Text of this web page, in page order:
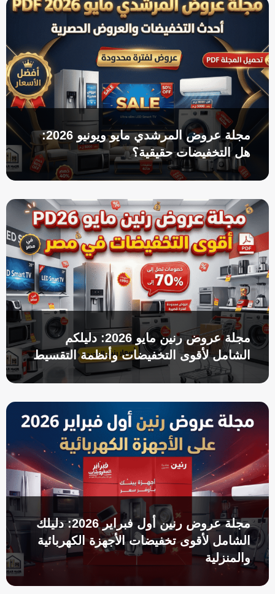
مجلة عروض المرشدي مايو ويونيو 2026:
هل التخفيضات حقيقية؟
مجلة عروض رنين مايو 2026: دليلكم
الشامل لأقوى التخفيضات وأنظمة التقسيط
مجلة عروض رنين أول فبراير 2026: دليلك
الشامل لأقوى تخفيضات الأجهزة الكهربائية
والمنزلية